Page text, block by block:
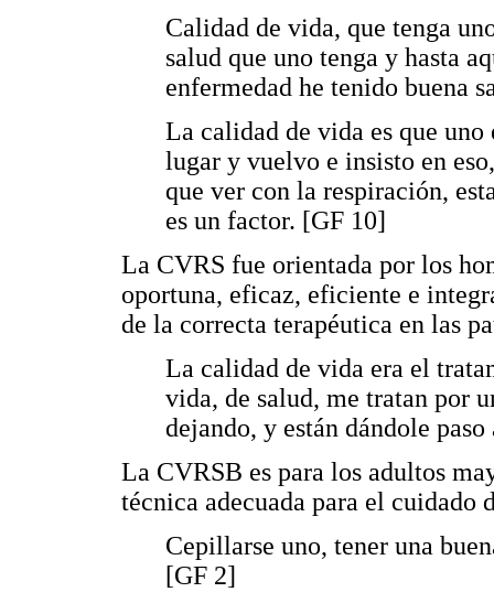
Calidad de vida, que tenga
salud que uno tenga y hasta
enfermedad he tenido buena
La calidad de vida es que
lugar y vuelvo e insisto en
que ver con la respiración,
es un factor. [GF 10]
La CVRS fue orientada por los
oportuna, eficaz, eficiente e
de la correcta terapéutica en las
La calidad de vida era el
vida, de salud, me tratan por
dejando, y están dándole
La CVRSB es para los adultos
técnica adecuada para el cuidado
Cepillarse uno, tener una
[GF 2]